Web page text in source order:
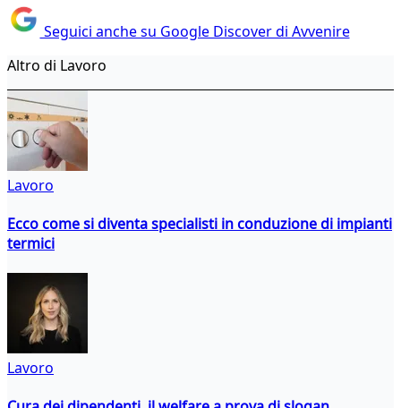
Seguici anche su Google Discover di Avvenire
Altro di Lavoro
Lavoro
Ecco come si diventa specialisti in conduzione di impianti
termici
Lavoro